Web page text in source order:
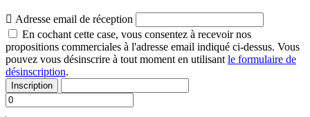
 Adresse email de réception
En cochant cette case, vous consentez à recevoir nos
propositions commerciales à l'adresse email indiqué ci-dessus. Vous
pouvez vous désinscrire à tout moment en utilisant le formulaire de
désinscription.
Inscription